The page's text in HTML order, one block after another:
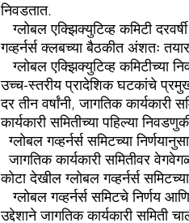
निवडतात.
ग्लोबल एक्झिक्युटिव्ह कमिटी
गव्हर्नर्स क्लबच्या बैठकीत अंशतः
ग्लोबल एक्झिक्युटिव्ह कमिटीच्या
उच्च-स्तरीय प्रादेशिक घटकांचे
दर तीन वर्षांनी, जागतिक कार्यकारी
कार्यकारी समितीच्या पहिल्या
ग्लोबल गव्हर्नर्स समिटच्या
जागतिक कार्यकारी समितीवर
कोटा देखील ग्लोबल गव्हर्नर्स समिटच्या
ग्लोबल गव्हर्नर्स समिटचे निर्णय
उद्देशाने जागतिक कार्यकारी समिती